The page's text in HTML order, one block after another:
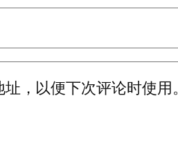
，以便下次评论时使用。